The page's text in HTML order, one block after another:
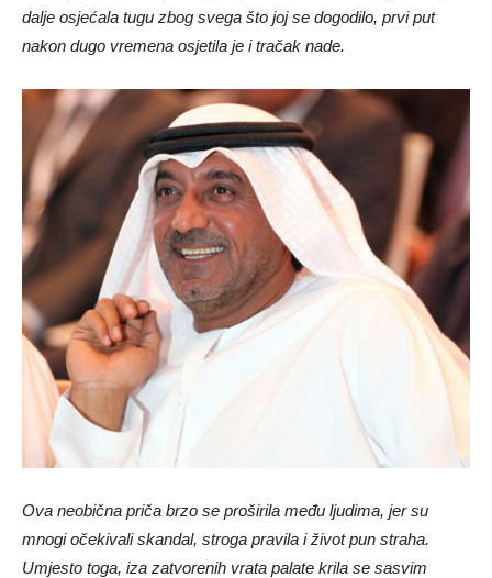
dalje osjećala tugu zbog svega što joj se dogodilo, prvi put
nakon dugo vremena osjetila je i tračak nade.
Ova neobična priča brzo se proširila među ljudima, jer su
mnogi očekivali skandal, stroga pravila i život pun straha.
Umjesto toga, iza zatvorenih vrata palate krila se sasvim